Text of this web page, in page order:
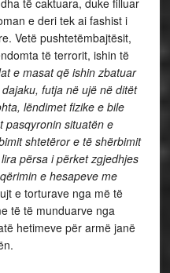
e deri tek ai fashist i
Vetë pushtetëmbajtësit,
të terrorit, ishin të
e masat që ishin zbatuar
futja në ujë në ditët
lëndimet fizike e bile
pasqyronin situatën e
shtetëror e të shërbimit
përsa i përket zgjedhjes
e hesapeve me
e torturave nga më të
të të munduarve nga
hetimeve për armë janë